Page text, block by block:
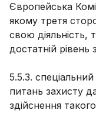
Європейська
якому третя
свою
достатній
5.5.3.
питань захисту
здійснення